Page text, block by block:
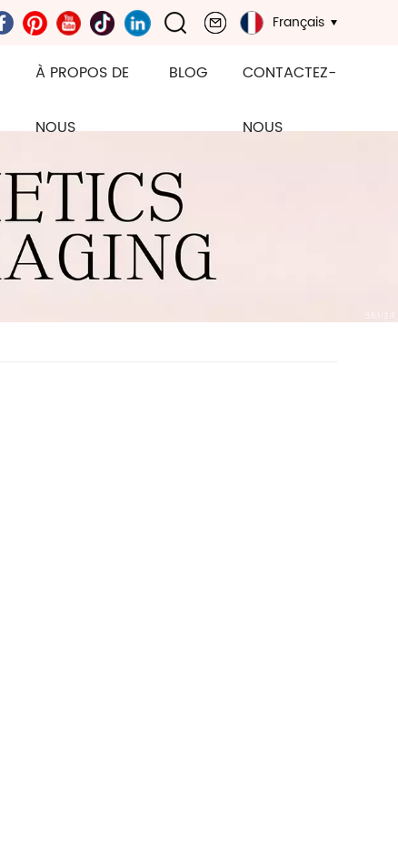
Français
À PROPOS DE
NOUS
BLOG CONTACTEZ-
NOUS